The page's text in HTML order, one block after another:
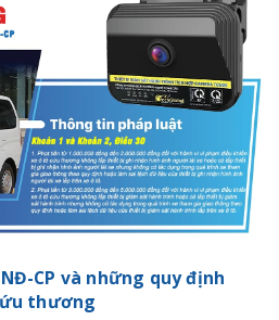
CP và những quy định
thương